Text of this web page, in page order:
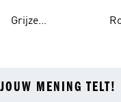
Grijze
JOUW MENING TELT!